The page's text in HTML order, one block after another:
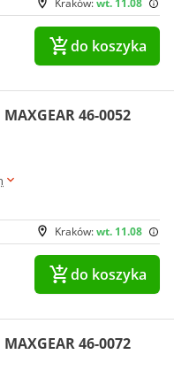
Kraków:wt. 11.08
do koszyka
46-0052
Kraków:wt. 11.08
do koszyka
46-0072